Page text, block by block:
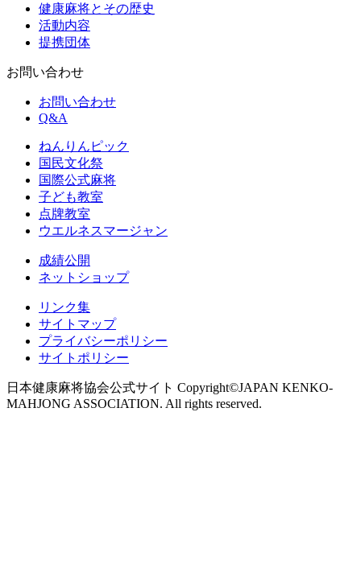
健康麻将とその歴史
活動内容
提携団体
お問い合わせ
お問い合わせ
Q&A
ねんりんピック
国民文化祭
国際公式麻将
子ども教室
点牌教室
ウエルネスマージャン
成績公開
ネットショップ
リンク集
サイトマップ
プライバシーポリシー
サイトポリシー
日本健康麻将協会公式サイト Copyright©JAPAN KENKO-
MAHJONG ASSOCIATION. All rights reserved.